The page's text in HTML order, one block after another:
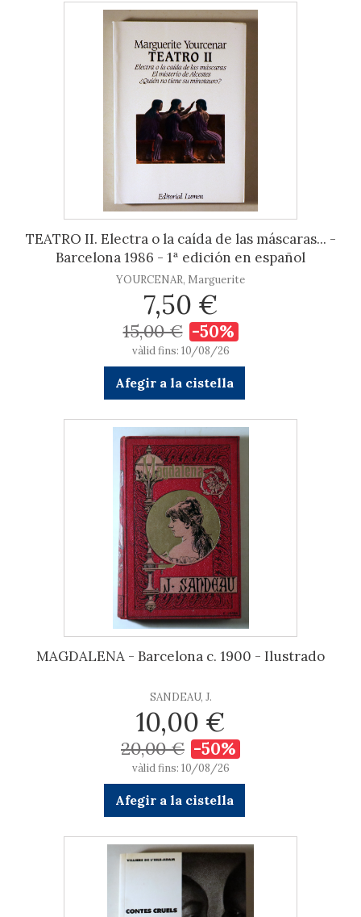
TEATRO II. Electra o la caída de las máscaras... -
Barcelona 1986 - 1ª edición en español
YOURCENAR, Marguerite
7,50 €
15,00 € -50%
vàlid fins: 10/08/26
Afegir a la cistella
MAGDALENA - Barcelona c. 1900 - Ilustrado
SANDEAU, J.
10,00 €
20,00 € -50%
vàlid fins: 10/08/26
Afegir a la cistella